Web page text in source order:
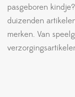
pasgeboren
duizenden
merken. Van